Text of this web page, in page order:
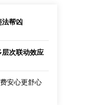
帮凶
次联动效应
安心更舒心